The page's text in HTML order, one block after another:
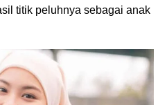
titik peluhnya sebagai anak